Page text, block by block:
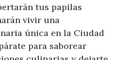
tus papilas
vivir una
única en la Ciudad
para saborear